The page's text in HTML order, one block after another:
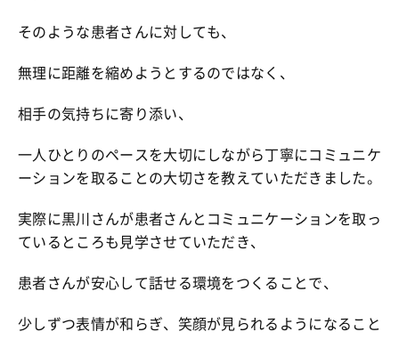
そのような患者さんに対しても、
無理に距離を縮めようとするのではなく、
相手の気持ちに寄り添い、
一人ひとりのペースを大切にしながら丁寧にコミュニケ
ーションを取ることの大切さを教えていただきました。
実際に黒川さんが患者さんとコミュニケーションを取っ
ているところも見学させていただき、
患者さんが安心して話せる環境をつくることで、
少しずつ表情が和らぎ、笑顔が見られるようになること